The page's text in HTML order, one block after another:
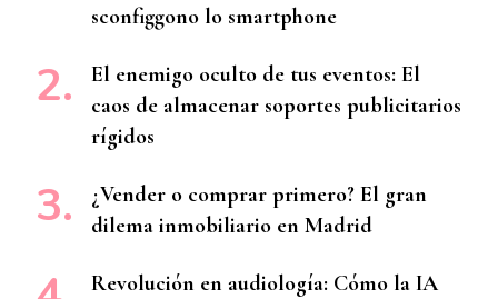
sconfiggono lo smartphone
El enemigo oculto de tus eventos: El
caos de almacenar soportes publicitarios
rígidos
¿Vender o comprar primero? El gran
dilema inmobiliario en Madrid
Revolución en audiología: Cómo la IA